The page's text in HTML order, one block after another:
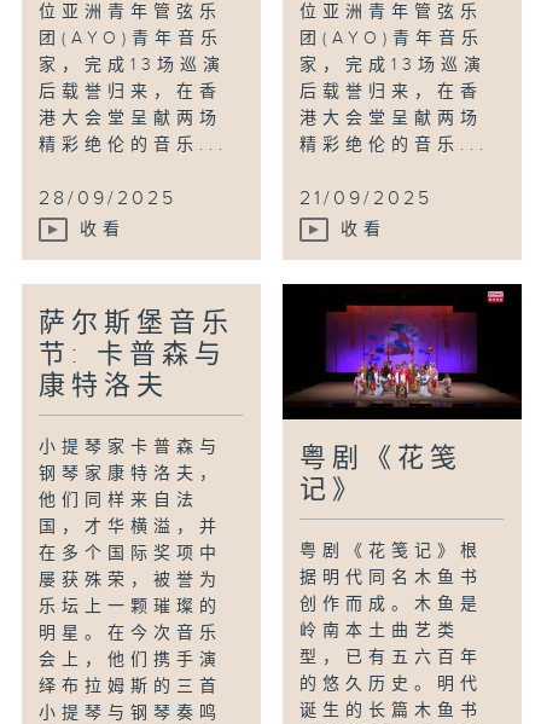
位亚洲青年管弦乐
团(AYO)青年音乐
家，完成13场巡演
后载誉归来，在香
港大会堂呈献两场
精彩绝伦的音乐...
28/09/2025
收看
位亚洲青年管弦乐
团(AYO)青年音乐
家，完成13场巡演
后载誉归来，在香
港大会堂呈献两场
精彩绝伦的音乐...
21/09/2025
收看
萨尔斯堡音乐
节: 卡普森与
康特洛夫
小提琴家卡普森与
钢琴家康特洛夫，
他们同样来自法
国，才华横溢，并
在多个国际奖项中
屡获殊荣，被誉为
乐坛上一颗璀璨的
明星。在今次音乐
会上，他们携手演
绎布拉姆斯的三首
小提琴与钢琴奏鸣
粤剧《花笺
记》
粤剧《花笺记》根
据明代同名木鱼书
创作而成。木鱼是
岭南本土曲艺类
型，已有五六百年
的悠久历史。明代
诞生的长篇木鱼书